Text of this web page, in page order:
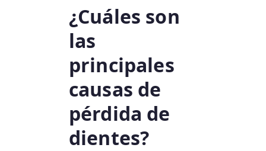
¿Cuáles son
las
principales
causas de
pérdida de
dientes?